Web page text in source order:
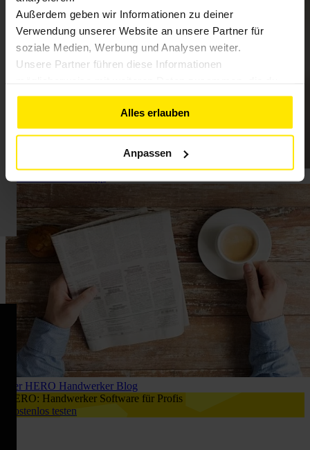
Außerdem geben wir Informationen zu deiner
Verwendung unserer Website an unsere Partner für
soziale Medien, Werbung und Analysen weiter.
Unsere Partner führen diese Informationen
ihnen bereitgestellt hast oder die sie im Rahmen deiner
Nutzung der Dienste gesammelt haben. Weitere
Informationen findest du in unserer
Datenschutzerklärung
Alles erlauben
Anpassen
Einblick in unsere App
Der HERO Handwerker Blog
HERO: Handwerker Software für Profis
Kostenlos testen